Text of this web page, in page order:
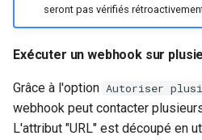
seront pas vérifiés
Exécuter un webhook sur
Grâce à l'option Autoriser
webhook peut contacter
L'attribut "URL" est découpé en